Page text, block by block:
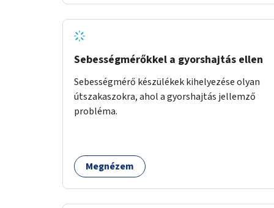
Sebességmérőkkel a gyorshajtás ellen
Sebességmérő készülékek kihelyezése olyan
útszakaszokra, ahol a gyorshajtás jellemző
probléma.
Megnézem